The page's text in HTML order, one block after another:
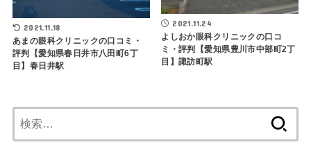
2021.11.18
あまの眼科クリニックの口コミ・
評判【愛知県春日井市八田町6丁
目】春日井駅
2021.11.24
よしおか眼科クリニックの口コ
ミ・評判【愛知県豊川市中部町2丁
目】諏訪町駅
索: